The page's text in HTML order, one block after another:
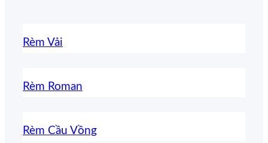
Rèm Vải
Rèm Roman
Rèm Cầu Vồng